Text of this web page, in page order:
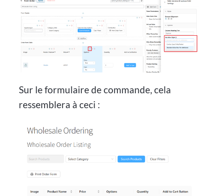
Sur le formulaire de commande, cela
ressemblera à ceci :